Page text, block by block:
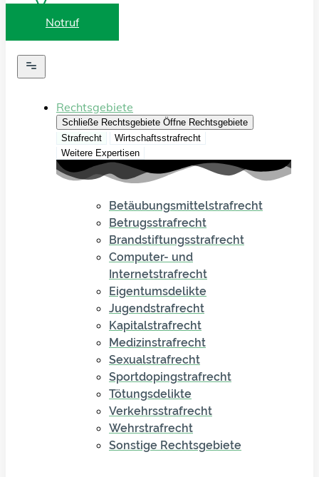
Notruf
Rechtsgebiete
Schließe Rechtsgebiete Öffne Rechtsgebiete
Strafrecht
Wirtschaftsstrafrecht
Weitere Expertisen
Betäubungsmittelstrafrecht
Betrugsstrafrecht
Brandstiftungsstrafrecht
Computer- und
Internetstrafrecht
Eigentumsdelikte
Jugendstrafrecht
Kapitalstrafrecht
Medizinstrafrecht
Sexualstrafrecht
Sportdopingstrafrecht
Tötungsdelikte
Verkehrsstrafrecht
Wehrstrafrecht
Sonstige Rechtsgebiete